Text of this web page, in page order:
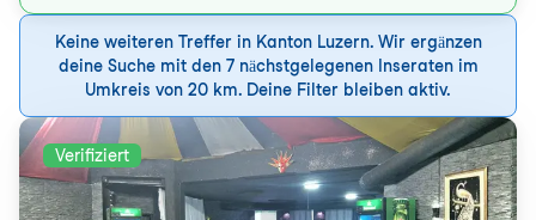
Keine weiteren Treffer in Kanton Luzern. Wir ergänzen
deine Suche mit den 7 nächstgelegenen Inseraten im
Umkreis von 20 km. Deine Filter bleiben aktiv.
Verifiziert